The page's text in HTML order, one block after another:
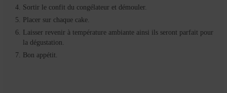
Sortir le confit du congélateur et démouler.
Placer sur chaque cake.
Laisser revenir à température ambiante ainsi ils seront parfait pour
la dégustation.
Bon appétit.